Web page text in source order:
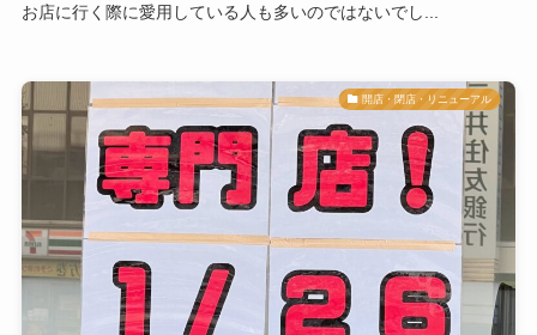
お店に行く際に愛用している人も多いのではないでし...
開店・閉店・リニューアル